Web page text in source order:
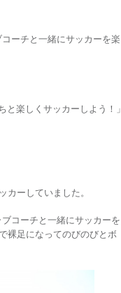
ーチと一緒にサッカーを楽
楽しくサッカーしよう！」
カーしていました。
コーチと一緒にサッカーを
裸足になってのびのびとボ